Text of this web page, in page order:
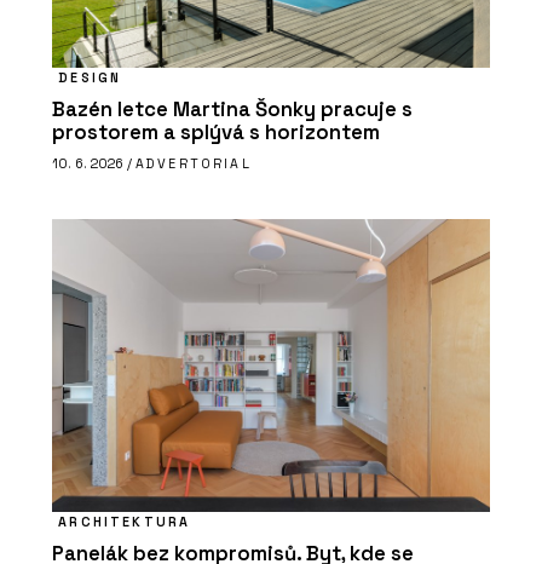
DESIGN
Bazén letce Martina Šonky pracuje s
prostorem a splývá s horizontem
10. 6. 2026 / ADVERTORIAL
ARCHITEKTURA
Panelák bez kompromisů. Byt, kde se